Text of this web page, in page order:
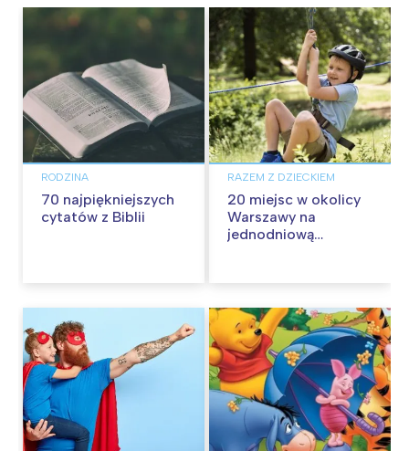
RODZINA
70 najpiękniejszych
cytatów z Biblii
RAZEM Z DZIECKIEM
20 miejsc w okolicy
Warszawy na
jednodniową